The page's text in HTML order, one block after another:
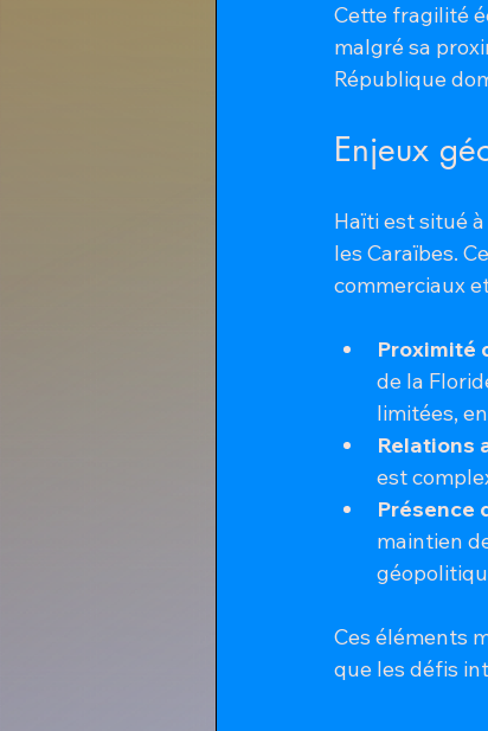
Cette fragilité
malgré sa
République
Enjeux
Haïti est situé
les Caraïbes.
commerciaux
Proximité
de la
limitées,
Relations
est
Présence
maintien
Ces éléments
que les défis